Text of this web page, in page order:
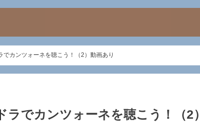
でカンツォーネを聴こう！（2）動画あり
でカンツォーネを聴こう！（2）